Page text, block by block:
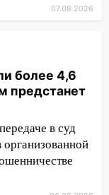
«Час
и
07.08.2026
более 4,6
предстанет
в суд